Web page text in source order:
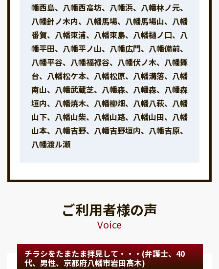
幡西島、八幡西高坊、八幡浜、八幡林ノ元、
八幡針ノ木内、八幡馬場、八幡馬場山、八幡
番賀、八幡東浦、八幡東島、八幡樋ノ口、八
幡平田、八幡平ノ山、八幡広門、八幡備前、
八幡平谷、八幡福禄谷、八幡伏ノ木、八幡舞
台、八幡松ケ本、八幡松原、八幡溝落、八幡
南山、八幡武蔵芝、八幡森、八幡森、八幡森
垣内、八幡焼木、八幡柳畑、八幡八萩、八幡
山下、八幡山柴、八幡山路、八幡山田、八幡
山本、八幡吉野、八幡吉野垣内、八幡吉原、
八幡渡ル瀬
ご利用者様の声
Voice
チラシをたまたま拝見して・・・(弁護士、40
代、男性、京都府八幡市岩田高木)